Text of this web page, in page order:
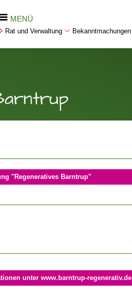
MENÜ
Rat und Verwaltung Bekanntmachungen
"Regeneratives Barntrup"
unter www.barntrup-regenerativ.de